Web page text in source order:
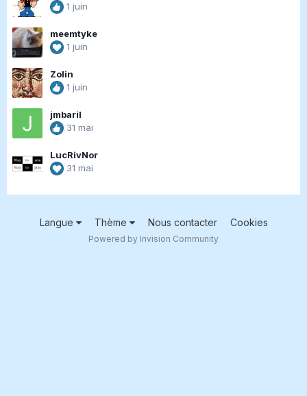
1 juin
meemtyke
1 juin
Zolin
1 juin
jmbaril
31 mai
LucRivNor
31 mai
Langue Thème Nous contacter Cookies
Powered by Invision Community